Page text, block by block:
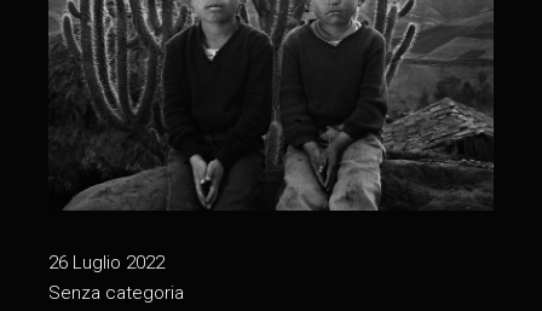
26 Luglio 2022
Senza categoria